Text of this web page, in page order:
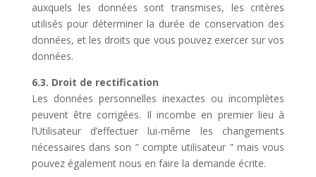
auxquels les données sont transmises, les critères
utilisés pour déterminer la durée de conservation des
données, et les droits que vous pouvez exercer sur vos
données.
6.3. Droit de rectification
Les données personnelles inexactes ou incomplètes
peuvent être corrigées. Il incombe en premier lieu à
l’Utilisateur d’effectuer lui-même les changements
nécessaires dans son ” compte utilisateur ” mais vous
pouvez également nous en faire la demande écrite.